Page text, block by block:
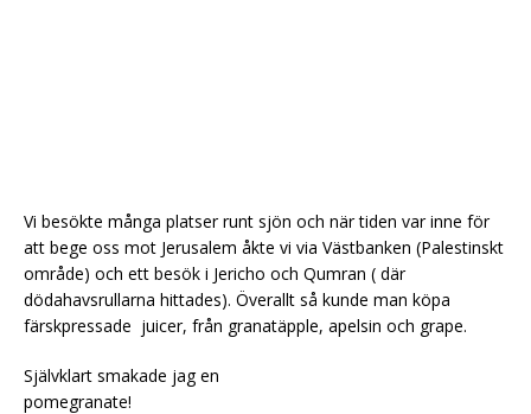
Vi besökte många platser runt sjön och när tiden var inne för
att bege oss mot Jerusalem åkte vi via Västbanken (Palestinskt
område) och ett besök i Jericho och Qumran ( där
dödahavsrullarna hittades). Överallt så kunde man köpa
färskpressade juicer, från granatäpple, apelsin och grape.
Självklart smakade jag en
pomegranate!